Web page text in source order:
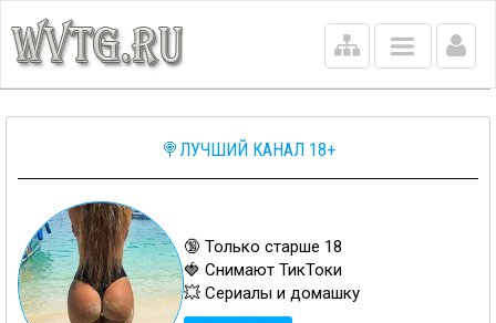
Main
menu
🍭ЛУЧШИЙ КАНАЛ 18+
🔞 Только старше 18
🍓 Снимают ТикТоки
💥 Сериалы и домашку